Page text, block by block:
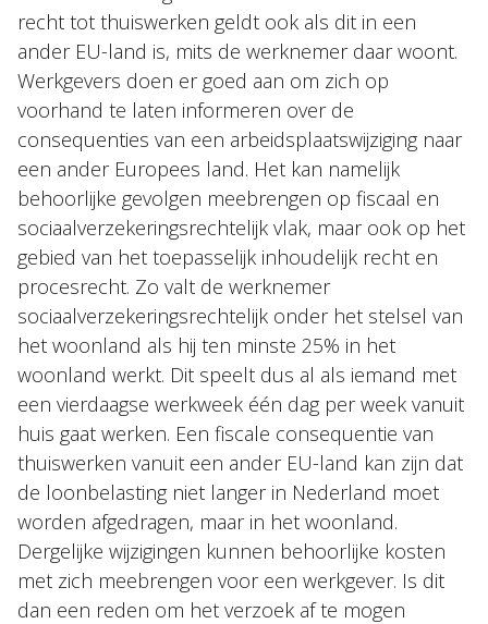
recht tot thuiswerken geldt ook als dit in een
ander EU-land is, mits de werknemer daar woont.
Werkgevers doen er goed aan om zich op
voorhand te laten informeren over de
consequenties van een arbeidsplaatswijziging naar
een ander Europees land. Het kan namelijk
behoorlijke gevolgen meebrengen op fiscaal en
sociaalverzekeringsrechtelijk vlak, maar ook op het
gebied van het toepasselijk inhoudelijk recht en
procesrecht. Zo valt de werknemer
sociaalverzekeringsrechtelijk onder het stelsel van
het woonland als hij ten minste 25% in het
woonland werkt. Dit speelt dus al als iemand met
een vierdaagse werkweek één dag per week vanuit
huis gaat werken. Een fiscale consequentie van
thuiswerken vanuit een ander EU-land kan zijn dat
de loonbelasting niet langer in Nederland moet
worden afgedragen, maar in het woonland.
Dergelijke wijzigingen kunnen behoorlijke kosten
met zich meebrengen voor een werkgever. Is dit
dan een reden om het verzoek af te mogen